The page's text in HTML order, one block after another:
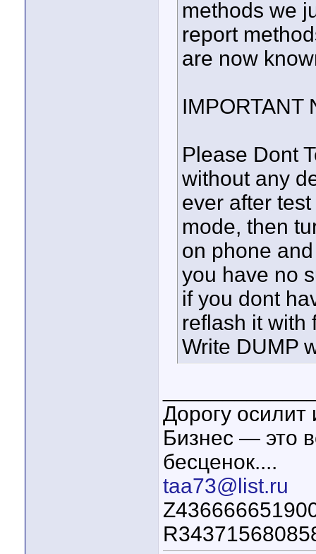
methods we
report
are now
IMPORTANT
Please Dont
without any
ever after
mode, then
on phone
you have no
if you dont
reflash it with
Write DUMP
Дорогу
Бизнес — это
бесценок....
taa73@list.ru